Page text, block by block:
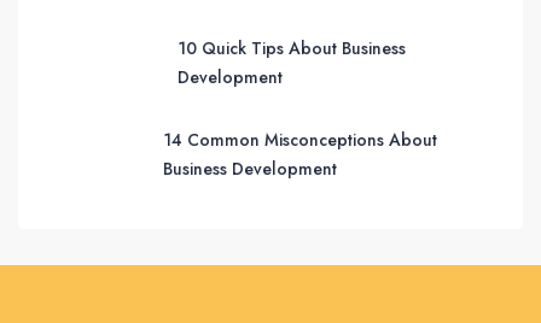
10 Quick Tips About Business
Development
14 Common Misconceptions About
Business Development